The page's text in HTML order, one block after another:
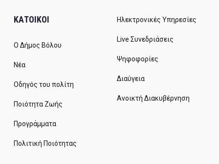
ΚΑΤΟΙΚΟΙ
Ο Δήμος Βόλου
Νέα
Οδηγός του πολίτη
Ποιότητα Ζωής
Προγράμματα
Πολιτική Ποιότητας
Ηλεκτρονικές Υπηρεσίες
Live Συνεδριάσεις
Ψηφοφορίες
Διαύγεια
Ανοικτή Διακυβέρνηση